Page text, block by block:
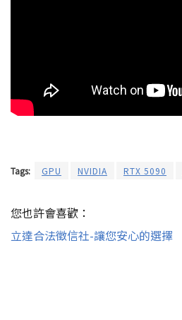
Tags: GPU NVIDIA RTX 5090
您也許會喜歡：
立達合法徵信社-讓您安心的選擇